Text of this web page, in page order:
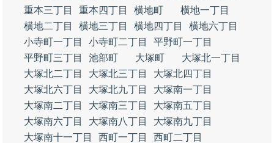
重本三丁目
重本四丁目 横地町
横地一丁目
横地二丁目
横地三丁目 横地四丁目
横地六丁目
小寺町一丁目
小寺町二丁目
平野町一丁目
平野町三丁目
池部町 大塚町
大塚北一丁目
大塚北二丁目
大塚北三丁目
大塚北四丁目
大塚北六丁目
大塚北九丁目
大塚南一丁目
大塚南二丁目
大塚南三丁目
大塚南五丁目
大塚南六丁目
大塚南八丁目
大塚南九丁目
大塚南十一丁目
西町一丁目
西町二丁目